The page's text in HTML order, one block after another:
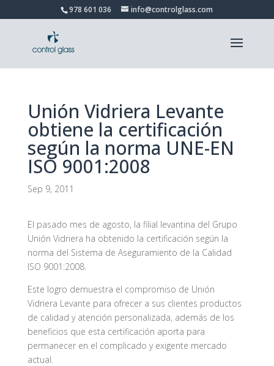
978 601 036 info@controlglass.com
Unión Vidriera Levante
obtiene la certificación
según la norma UNE-EN
ISO 9001:2008
Sep 9, 2011
El pasado mes de agosto, la filial levantina del Grupo
Unión Vidriera ha obtenido la certificación según la
norma del Sistema de Aseguramiento de la Calidad
ISO 9001:2008.
Este logro demuestra el compromiso de Unión
Vidriera Levante para ofrecer a sus clientes productos
de calidad y atención personalizada, además de los
beneficios que esta certificación aporta para
permanecer en el complicado y exigente mercado
actual.